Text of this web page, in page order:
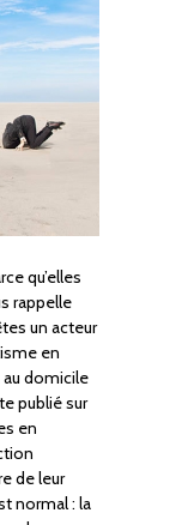
qu’elles
rappelle
un acteur
en
au domicile
publié sur
en
de leur
normal : la